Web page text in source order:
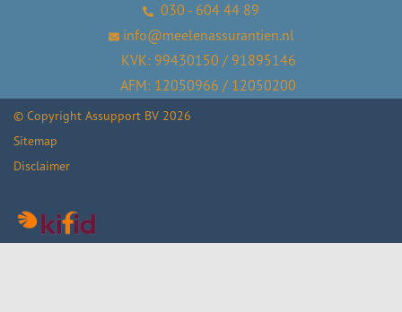
030 - 604 44 89
info@meelenassurantien.nl
KVK: 99430150 / 91895146
AFM: 12050966 / 12050200
© Copyright Assupport BV 2026
Sitemap
Disclaimer